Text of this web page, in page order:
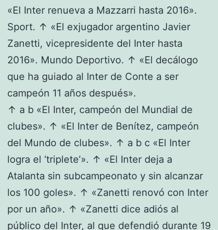
«El Inter renueva a Mazzarri hasta 2016».
Sport. ↑ «El exjugador argentino Javier
Zanetti, vicepresidente del Inter hasta
2016». Mundo Deportivo. ↑ «El decálogo
que ha guiado al Inter de Conte a ser
campeón 11 años después».
↑ a b «El Inter, campeón del Mundial de
clubes». ↑ «El Inter de Benítez, campeón
del Mundo de clubes». ↑ a b c «El Inter
logra el ‘triplete’». ↑ «El Inter deja a
Atalanta sin subcampeonato y sin alcanzar
los 100 goles». ↑ «Zanetti renovó con Inter
por un año». ↑ «Zanetti dice adiós al
público del Inter, al que defendió durante 19